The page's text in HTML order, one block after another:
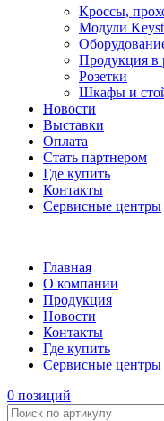
Кроссы,
Модули
Продукция в
Розетки
Шкафы и
Новости
Выставки
Оплата
Стать партнером
Где купить
Контакты
Сервисные центры
Главная
О компании
Продукция
Новости
Контакты
Где купить
Сервисные центры
0 позиций